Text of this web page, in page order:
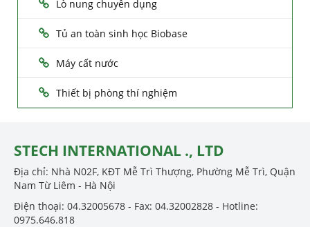
Lò nung chuyên dụng
Tủ an toàn sinh học Biobase
Máy cất nước
Thiết bị phòng thí nghiệm
STECH INTERNATIONAL ., LTD
Địa chỉ: Nhà N02F, KĐT Mễ Trì Thượng, Phường Mễ Trì, Quận
Nam Từ Liêm - Hà Nội
Điện thoại: 04.32005678 - Fax: 04.32002828 - Hotline:
0975.646.818